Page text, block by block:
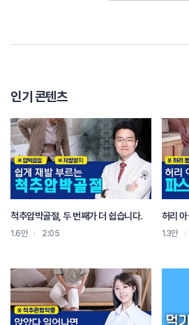
인기 콘텐츠
척추압박골절, 두 번째가 더 쉽습니다.
1.6만 2:05
허리
1.3만